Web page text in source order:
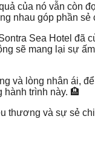
của nó vẫn còn
nhau góp phần
Sea Hotel
sẽ mang lại sự
và lòng nhân ái,
hành trình này. 🏨
thương và sự sẻ